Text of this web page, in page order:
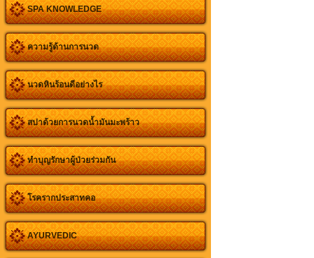
SPA KNOWLEDGE
ความรู้ด้านการนวด
นวดหินร้อนดีอย่างไร
สปาด้วยการนวดน้ำมันมะพร้าว
ทำบุญรักษาผู้ป่วยร่วมกัน
โรครากประสาทคอ
AYURVEDIC